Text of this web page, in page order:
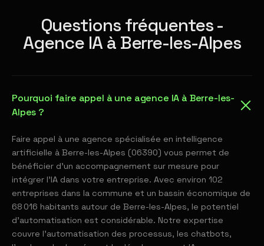
Questions fréquentes -
Agence IA à Berre-les-Alpes
Pourquoi faire appel à une agence IA à Berre-les-
Alpes ?
Faire appel à une agence spécialisée en intelligence
artificielle à Berre-les-Alpes (06390) vous permet de
bénéficier d'un accompagnement sur mesure pour
intégrer l'IA dans votre entreprise. Avec environ 102
entreprises dans la commune et un bassin économique de
68 016 habitants autour de Berre-les-Alpes, le potentiel
d'automatisation est considérable. Notre expertise
couvre l'automatisation des processus, les chatbots,